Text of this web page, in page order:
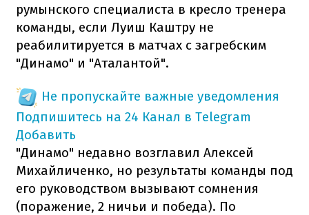
румынского специалиста в кресло тренера
команды, если Луиш Каштру не
реабилитируется в матчах с загребским
"Динамо" и "Аталантой".
Не пропускайте важные уведомления
Подпишитесь на 24 Канал в Telegram
Добавить
"Динамо" недавно возглавил Алексей
Михайличенко, но результаты команды под
его руководством вызывают сомнения
(поражение, 2 ничьи и победа). По